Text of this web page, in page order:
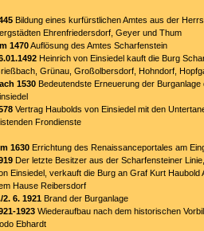
Bildung eines kurfürstlichen Amtes aus der
Ehrenfriedersdorf, Geyer und Thum
1470Auflösung des Amtes Scharfenstein
Heinrich von Einsiedel kauft die Burg
Grünau, Großolbersdorf, Hohndorf,
1530 Bedeutendste Erneuerung der
Vertrag Haubolds von Einsiedel mit den
Frondienste
1630 Errichtung des Renaissanceportales am
Der letzte Besitzer aus der Scharfensteiner
Einsiedel, verkauft die Burg an Graf Kurt Haubold
Hause Reibersdorf
2. 6. 1921 Brand der Burganlage
1923 Wiederaufbau nach dem historischen
Ebhardt